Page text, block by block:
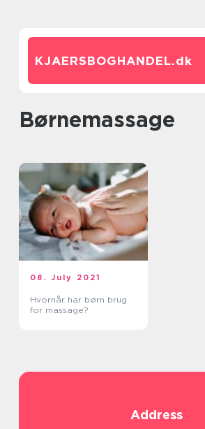
KJAERSBOGHANDEL.dk
børnemassage
08. July 2021
Hvornår har børn brug
for massage?
Address